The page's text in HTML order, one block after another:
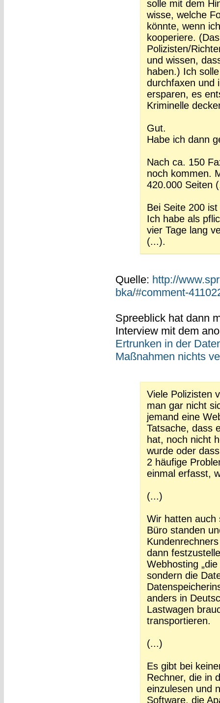
solle mit dem
wisse, welche
könnte, wenn
kooperiere.
Polizisten/
und wissen,
haben.) Ich
durchfaxen und
ersparen, es
Kriminelle
Gut.
Habe ich dann
Nach ca. 150
noch kommen.
420.000 Seiten
Bei Seite 200
Ich habe als
vier Tage lang
(...).
Quelle: http://
bka/#comment-
Spreeblick hat dann
Interview mit dem
Ertrunken in der
Maßnahmen nichts
Viele Polizisten
man gar nicht
jemand eine
Tatsache, dass
hat, noch nicht
wurde oder
2 häufige
einmal erfasst,
(...)
Wir hatten auch
Büro standen
dann
Webhosting
sondern die
anders in
Lastwagen
transportieren.
(...)
Es gibt bei
Rechner, die in
einzulesen und
Software, die